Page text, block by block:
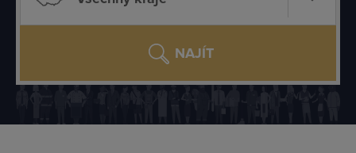
NAJÍT